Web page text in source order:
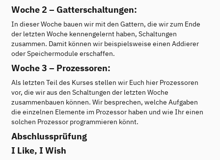
Woche 2 – Gatterschaltungen:
In dieser Woche bauen wir mit den Gattern, die wir zum Ende
der letzten Woche kennengelernt haben, Schaltungen
zusammen. Damit können wir beispielsweise einen Addierer
oder Speichermodule erschaffen.
Woche 3 – Prozessoren:
Als letzten Teil des Kurses stellen wir Euch hier Prozessoren
vor, die wir aus den Schaltungen der letzten Woche
zusammenbauen können. Wir besprechen, welche Aufgaben
die einzelnen Elemente im Prozessor haben und wie Ihr einen
solchen Prozessor programmieren könnt.
Abschlussprüfung
I Like, I Wish